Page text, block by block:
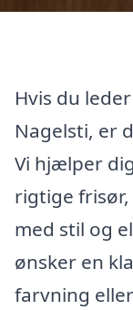
Hvis du
Nagelsti, er
Vi hjælper
rigtige
med stil og
ønsker en
farvning